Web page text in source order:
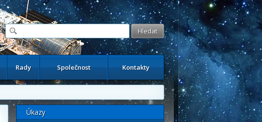
Rady Společnost Kontakty
Úkazy